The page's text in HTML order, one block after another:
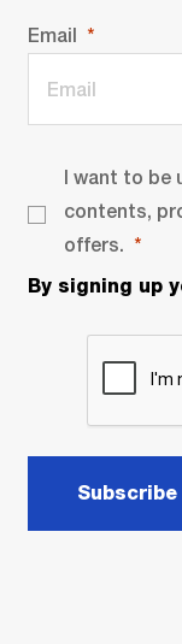
Email
I want to be
contents,
offers.
By signing up
Subscribe